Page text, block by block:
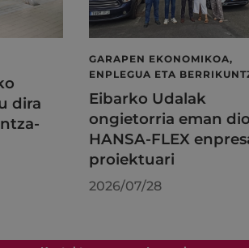
dira
GARAPEN EKONOMIKOA,
ENPLEGUA ETA
Eibarko Udalak
ongietorria eman dio
HANSA-FLEX
proiektuari
2026/07/28